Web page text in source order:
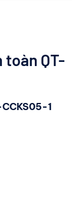
toàn QT-
1